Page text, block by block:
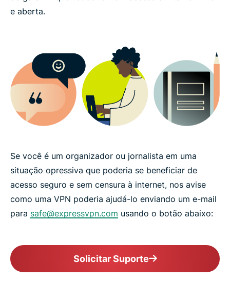
e aberta.
Se você é um organizador ou jornalista em uma
situação opressiva que poderia se beneficiar de
acesso seguro e sem censura à internet, nos avise
como uma VPN poderia ajudá-lo enviando um e-mail
para safe@expressvpn.com usando o botão abaixo:
Solicitar Suporte